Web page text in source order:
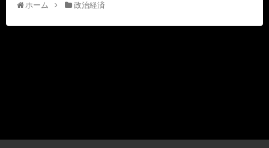
ホーム 政治経済